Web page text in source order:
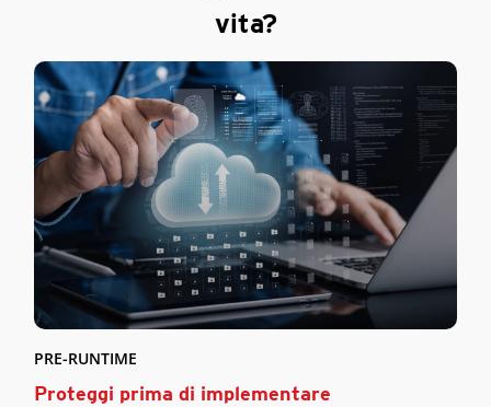
vita?
PRE-RUNTIME
Proteggi prima di implementare